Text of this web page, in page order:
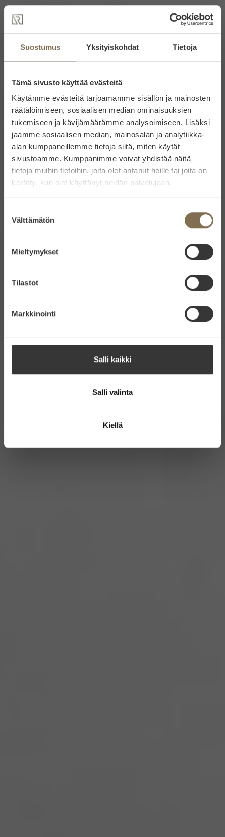
Suostumus Yksityiskohdat Tietoja
Tämä sivusto käyttää evästeitä
Käytämme evästeitä tarjoamamme sisällön ja mainosten
räätälöimiseen, sosiaalisen median ominaisuuksien
tukemiseen ja kävijämäärämme analysoimiseen. Lisäksi
jaamme sosiaalisen median, mainosalan ja analytiikka-
alan kumppaneillemme tietoja siitä, miten käytät
sivustoamme. Kumppanimme voivat yhdistää näitä
tietoja muihin tietoihin, joita olet antanut heille tai joita on
kerätty, kun olet käyttänyt heidän palvelujaan.
valinta
Välttämätön
Mieltymykset
Tilastot
Markkinointi
Salli kaikki
Salli valinta
Kiellä